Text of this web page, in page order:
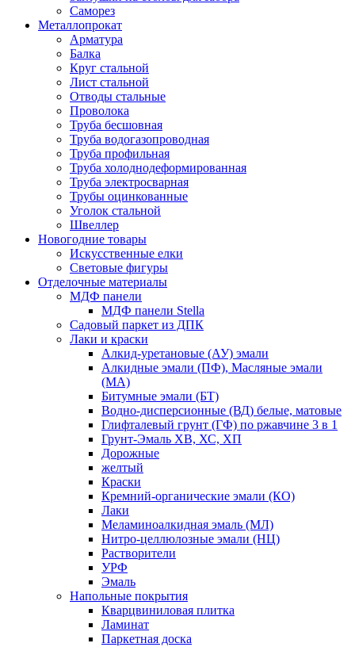
Саморез
Металлопрокат
Арматура
Балка
Круг стальной
Лист стальной
Отводы стальные
Проволока
Труба бесшовная
Труба водогазопроводная
Труба профильная
Труба холоднодеформированная
Труба электросварная
Трубы оцинкованные
Уголок стальной
Швеллер
Новогодние товары
Искусственные елки
Световые фигуры
Отделочные материалы
МДФ панели
МДФ панели Stella
Садовый паркет из ДПК
Лаки и краски
Алкид-уретановые (АУ) эмали
Алкидные эмали (ПФ), Масляные эмали
(МА)
Битумные эмали (БТ)
Водно-дисперсионные (ВД) белые, матовые
Глифталевый грунт (ГФ) по ржавчине 3 в 1
Грунт-Эмаль ХВ, ХС, ХП
Дорожные
желтый
Краски
Кремний-органические эмали (КО)
Лаки
Меламиноалкидная эмаль (МЛ)
Нитро-целлюлозные эмали (НЦ)
Растворители
УРФ
Эмаль
Напольные покрытия
Кварцвиниловая плитка
Ламинат
Паркетная доска